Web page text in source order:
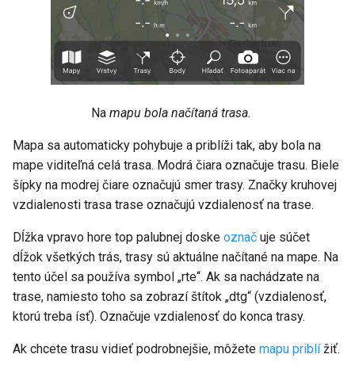
Na mapu bola načítaná trasa.
Mapa sa automaticky pohybuje a priblíži tak, aby bola na
mape viditeľná celá trasa. Modrá čiara označuje trasu. Biele
šípky na modrej čiare označujú smer trasy. Značky kruhovej
vzdialenosti trasa trase označujú vzdialenosť na trase.
Dĺžka vpravo hore top palubnej doske označ uje súčet
dĺžok všetkých trás, trasy sú aktuálne načítané na mape. Na
tento účel sa používa symbol „rte“. Ak sa nachádzate na
trase, namiesto toho sa zobrazí štítok „dtg“ (vzdialenosť,
ktorú treba ísť). Označuje vzdialenosť do konca trasy.
Ak chcete trasu vidieť podrobnejšie, môžete mapu priblížiť.